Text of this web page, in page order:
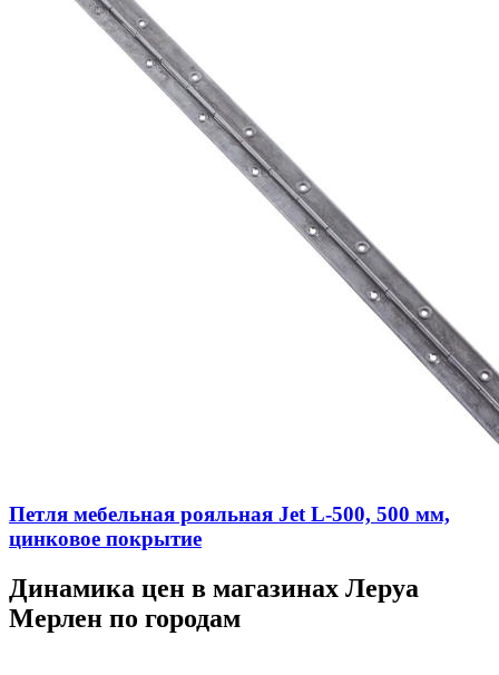
Петля мебельная рояльная Jet L-500, 500 мм,
цинковое покрытие
Динамика цен в магазинах Леруа
Мерлен по городам